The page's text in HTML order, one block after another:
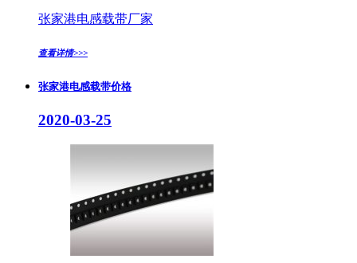
张家港电感载带厂家
查看详情>>>
张家港电感载带价格
2020-03-25